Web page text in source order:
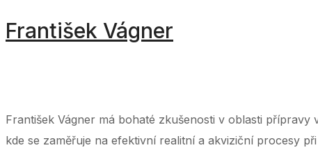
František Vágner
František Vágner má bohaté zkušenosti v oblasti
kde se zaměřuje na efektivní realitní a akviziční procesy